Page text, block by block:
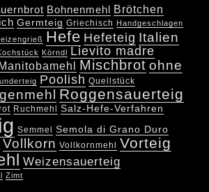
Bohnenmehl Brötchen
Germteig Griechisch
Handgeschlagen
Hefe Hefeteig Italien
Körndl Lievito madre
Manitobamehl Mischbrot ohne
Poolish Quellstück
Roggensauerteig
Ruchmehl Salz-Hefe-Verfahren
Semmel Semola di Grano Duro
Vollkorn Vollkornmehl Vorteig
Weizensauerteig
Zimt